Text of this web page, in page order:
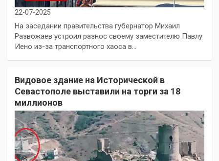
22-07-2025
На заседании правительства губернатор Михаил
Развожаев устроил разнос своему заместителю Павлу
Иено из-за транспортного хаоса в…
Видовое здание на Исторической в
Севастополе выставили на торги за 18
миллионов